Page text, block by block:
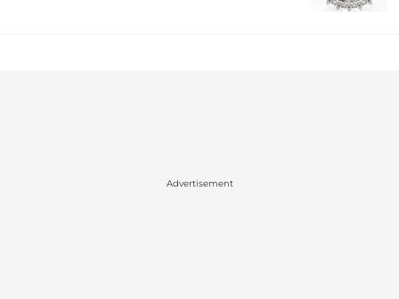
Advertisement